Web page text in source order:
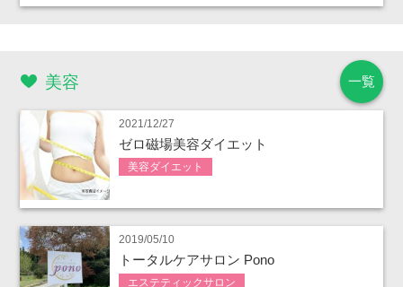
一覧
美容
2021/12/27
ゼロ磁場美容ダイエット
美容ダイエット
2019/05/10
トータルケアサロン Pono
エステティックサロン